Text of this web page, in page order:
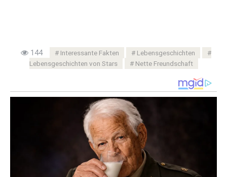
144 Interessante Fakten
Lebensgeschichten
Lebensgeschichten von Stars
Nette Freundschaft